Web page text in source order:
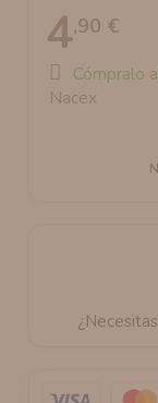
4,90 €
Cómpralo
Nacex